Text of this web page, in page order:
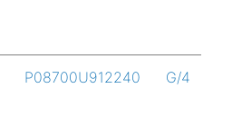
P08700U912240 G/4